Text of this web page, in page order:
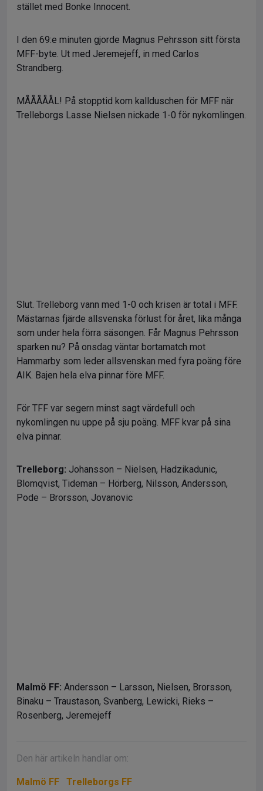
stället med Bonke Innocent.
I den 69:e minuten gjorde Magnus Pehrsson sitt första
MFF-byte. Ut med Jeremejeff, in med Carlos
Strandberg.
MÅÅÅÅÅL! På stopptid kom kallduschen för MFF när
Trelleborgs Lasse Nielsen nickade 1-0 för nykomlingen.
Slut. Trelleborg vann med 1-0 och krisen är total i MFF.
Mästarnas fjärde allsvenska förlust för året, lika många
som under hela förra säsongen. Får Magnus Pehrsson
sparken nu? På onsdag väntar bortamatch mot
Hammarby som leder allsvenskan med fyra poäng före
AIK. Bajen hela elva pinnar före MFF.
För TFF var segern minst sagt värdefull och
nykomlingen nu uppe på sju poäng. MFF kvar på sina
elva pinnar.
Trelleborg: Johansson – Nielsen, Hadzikadunic,
Blomqvist, Tideman – Hörberg, Nilsson, Andersson,
Pode – Brorsson, Jovanovic
Malmö FF: Andersson – Larsson, Nielsen, Brorsson,
Binaku – Traustason, Svanberg, Lewicki, Rieks –
Rosenberg, Jeremejeff
Den här artikeln handlar om:
Malmö FF Trelleborgs FF